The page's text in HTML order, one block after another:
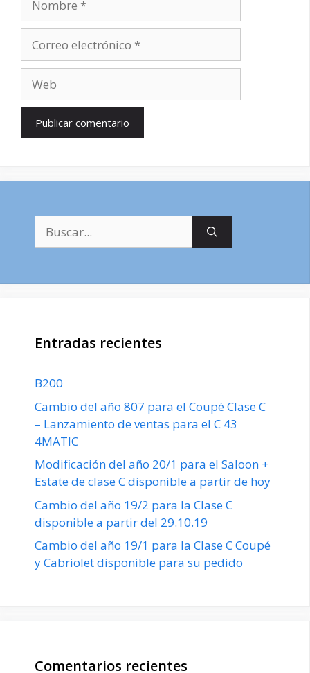
electrónico
Entradas recientes
B200
Cambio del año 807 para el Coupé Clase C
– Lanzamiento de ventas para el C 43
4MATIC
Modificación del año 20/1 para el Saloon +
Estate de clase C disponible a partir de hoy
Cambio del año 19/2 para la Clase C
disponible a partir del 29.10.19
Cambio del año 19/1 para la Clase C Coupé
y Cabriolet disponible para su pedido
Comentarios recientes